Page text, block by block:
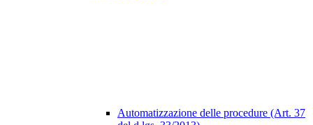
Automatizzazione delle procedure (Art. 37